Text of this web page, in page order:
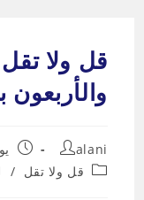
contentقل ولا
والأربعون
Post
author:
alani
Post
Postقل ولا تقل /